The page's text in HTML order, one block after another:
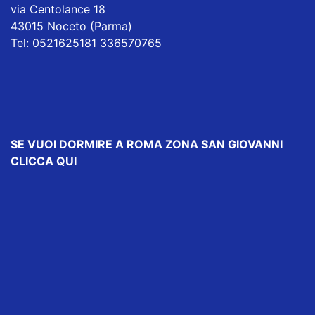
via Centolance 18
43015 Noceto (Parma)
Tel: 0521625181 336570765
SE VUOI DORMIRE A ROMA ZONA SAN GIOVANNI
CLICCA QUI